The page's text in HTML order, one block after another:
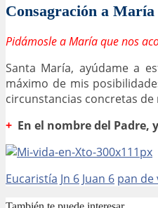
Consagración a María
Pidámosle a María que nos
Santa María, ayúdame a
máximo de mis
circunstancias concretas de
+ En el nombre del Padre,
Eucaristía Jn 6 Juan 6 pan de